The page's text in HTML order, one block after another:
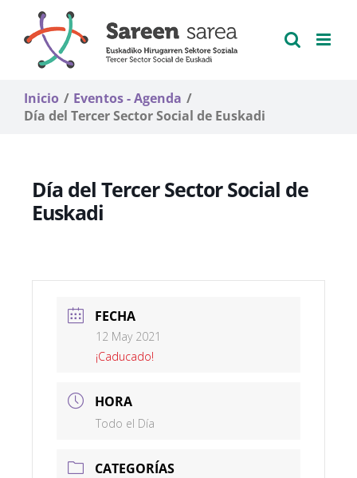
contenido
Inicio
Eventos - Agenda
Día del Tercer Sector Social de Euskadi
Día del Tercer Sector Social de
Euskadi
FECHA
12 May 2021
¡Caducado!
HORA
Todo el Día
CATEGORÍAS